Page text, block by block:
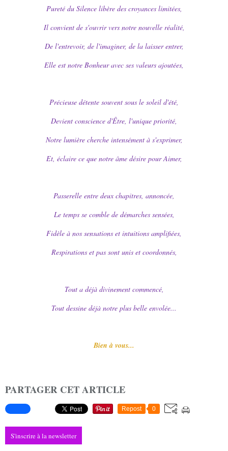
Pureté du Silence libère des croyances limitées,
Il convient de s'ouvrir vers notre nouvelle réalité,
De l'entrevoir, de l'imaginer, de la laisser entrer,
Elle est notre Bonheur avec ses valeurs ajoutées,
Précieuse détente souvent sous le soleil d'été,
Devient conscience d'Être, l'unique priorité,
Notre lumière cherche intensément à s'exprimer,
Et, éclaire ce que notre âme désire pour Aimer,
Passerelle entre deux chapitres, annoncée,
Le temps se comble de démarches sensées,
Fidèle à nos sensations et intuitions amplifiées,
Respirations et pas sont unis et coordonnés,
Tout a déjà divinement commencé,
Tout dessine déjà notre plus belle envolée...
Bien à vous...
PARTAGER CET ARTICLE
Repost 0
S'inscrire à la newsletter